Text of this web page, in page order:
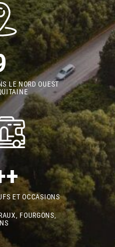
LE NORD OUEST
ET OCCASIONS
FOURGONS,